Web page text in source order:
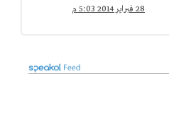
28 فبراير 2014 5:03 م